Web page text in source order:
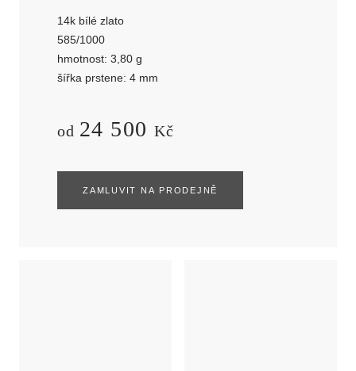
14k bílé zlato
585/1000
hmotnost: 3,80 g
šířka prstene: 4 mm
od 24 500 Kč
ZAMLUVIT NA PRODEJNĚ